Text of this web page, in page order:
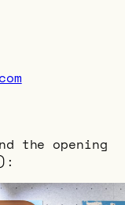
the opening